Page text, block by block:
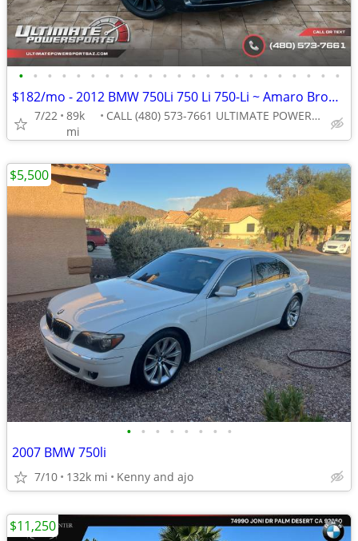
• • • • • • • • • • • • • • • • • • • • • • •
$182/mo - 2012 BMW 750Li 750 Li 750-Li ~ Amaro Brown Interior WE FINAN
7/22 89k
mi
CALL (480) 573-7661 ULTIMATE POWERSPORTS
• • • • • • • •
2007 BMW 750li
7/10 132k mi Kenny and ajo
$5,500
$11,250